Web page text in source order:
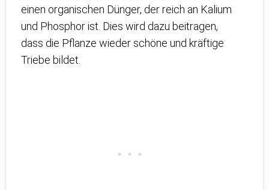
einen organischen Dünger, der reich an Kalium
und Phosphor ist. Dies wird dazu beitragen,
dass die Pflanze wieder schöne und kräftige
Triebe bildet.